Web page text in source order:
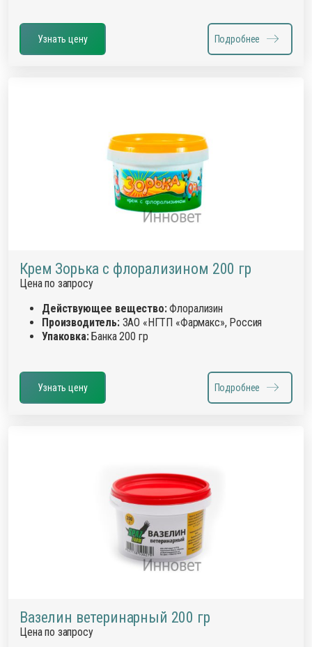
Узнать цену Подробнее
Крем Зорька с флорализином 200 гр
Цена по запросу
Действующее вещество:Флорализин
Производитель:ЗАО «НГТП «Фармакс», Россия
Упаковка:Банка 200 гр
Узнать цену Подробнее
Вазелин ветеринарный 200 гр
Цена по запросу